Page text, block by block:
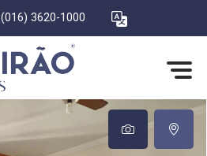
(016) 3620-1000